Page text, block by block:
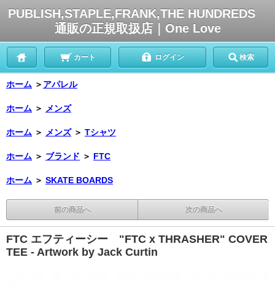
PUBLISH,STAPLE,FRANK,THE HUNDREDS
通販の正規取扱店｜One Love
カート ログイン 検索
ホーム ＞ アパレル
ホーム ＞ メンズ
ホーム ＞ メンズ ＞ Tシャツ
ホーム ＞ ブランド ＞ FTC
ホーム ＞ SKATE BOARDS
前の商品へ 次の商品へ
FTC エフティーシー "FTC x THRASHER" COVER
TEE - Artwork by Jack Curtin